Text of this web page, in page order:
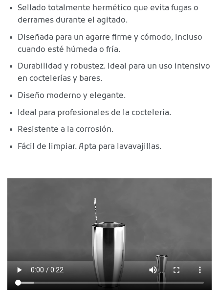
Sellado totalmente hermético que evita fugas o
derrames durante el agitado.
Diseñada para un agarre firme y cómodo, incluso
cuando esté húmeda o fría.
Durabilidad y robustez. Ideal para un uso intensivo
en coctelerías y bares.
Diseño moderno y elegante.
Ideal para profesionales de la coctelería.
Resistente a la corrosión.
Fácil de limpiar. Apta para lavavajillas.